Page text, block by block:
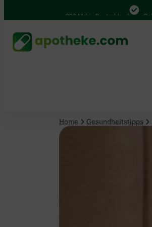
4.000 Mal in Deutschland Online
Home Gesundheitstipps
Lebensqualität & Prävention